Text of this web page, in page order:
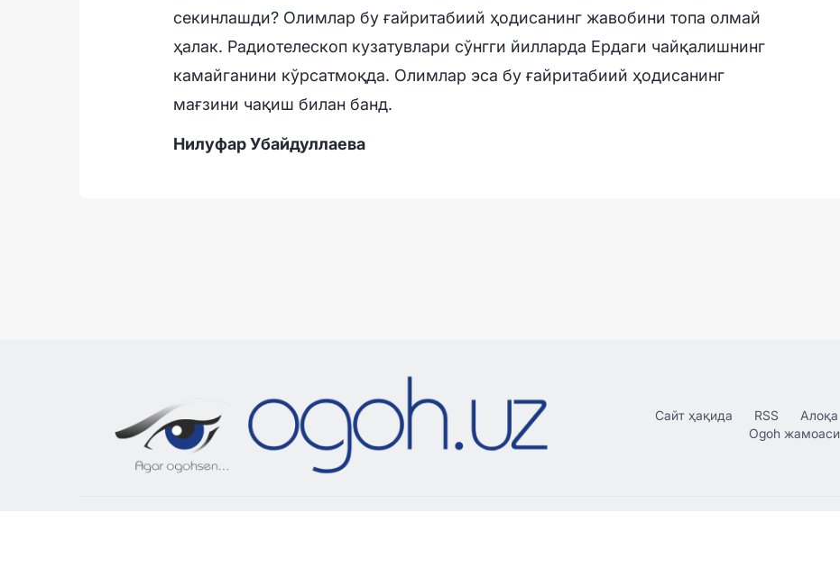
секинлашди? Олимлар бу ғайритабиий ҳодисанинг жавобини топа олмай
ҳалак. Радиотелескоп кузатувлари сўнгги йилларда Ердаги чайқалишнинг
камайганини кўрсатмоқда. Олимлар эса бу ғайритабиий ҳодисанинг
мағзини чақиш билан банд.
Нилуфар Убайдуллаева
Сайт ҳақида RSS Алоқа
Ogoh жамоаси